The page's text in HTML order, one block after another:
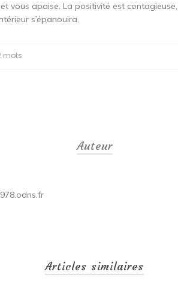
vous apaise. La positivité est
s’épanouira.
mots
Auteur
Articles similaires